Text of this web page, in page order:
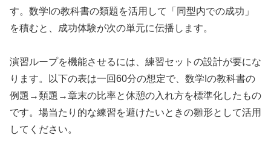
す。数学Iの教科書の類題を活用して「同型内での成功」
を積むと、成功体験が次の単元に伝播します。
演習ループを機能させるには、練習セットの設計が要にな
ります。以下の表は一回60分の想定で、数学Iの教科書の
例題→類題→章末の比率と休憩の入れ方を標準化したもの
です。場当たり的な練習を避けたいときの雛形として活用
してください。